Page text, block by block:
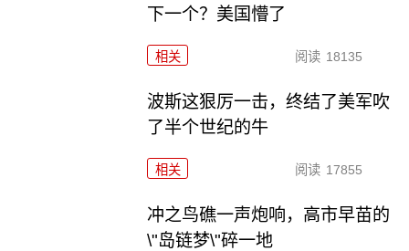
下一个？美国懵了
相关 阅读 18135
波斯这狠厉一击，终结了美军吹
了半个世纪的牛
相关 阅读 17855
冲之鸟礁一声炮响，高市早苗的
\"岛链梦\"碎一地